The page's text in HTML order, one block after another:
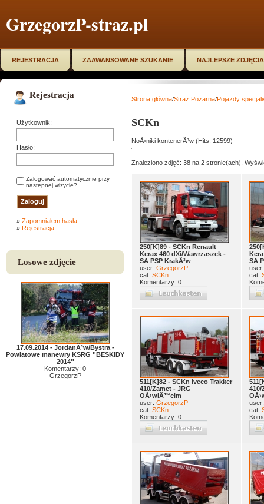
GrzegorzP-straz.pl
REJESTRACJA ZAAWANSOWANE SZUKANIE NAJLEPSZE ZDJĘCIA
Rejestracja
Użytkownik:
Hasło:
Zalogować automatycznie przy
następnej wizycie?
» Zapomniałem hasła
» Rejestracja
Losowe zdjęcie
17.09.2014 - JordanÃ³w/Bystra -
Powiatowe manewry KSRG ''BESKIDY
2014''
Komentarzy: 0
GrzegorzP
Strona główna/Straż Pożarna/Pojazdy
SCKn
NoÅ›niki kontenerÃ³w (Hits: 12599)
Znaleziono zdjęć: 38 na 2 stronie(ach).
250[K]89 - SCKn Renault
Kerax 460 dXi/Wawrzaszek -
SA PSP KrakÃ³w
user: GrzegorzP
cat: SCKn
Komentarzy: 0
SA
cat:
511[K]82 - SCKn Iveco Trakker
410/Zamet - JRG
OÅ›wiÄ™cim
user: GrzegorzP
cat: SCKn
Komentarzy: 0
410/
cat: